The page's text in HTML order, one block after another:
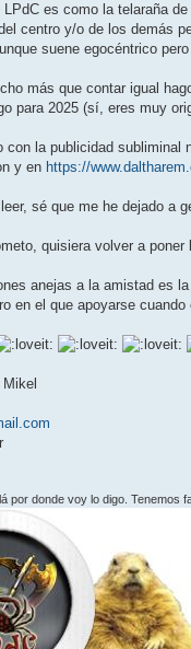
LPdC es como la telaraña
centro y/o de los demás
suene egocéntrico
más que contar igual
para 2025 (sí, eres muy
con la publicidad
y en https://
sé que me he dejado a
quisiera volver a
anejas a la amistad es
en el que apoyarse
por donde voy lo digo.